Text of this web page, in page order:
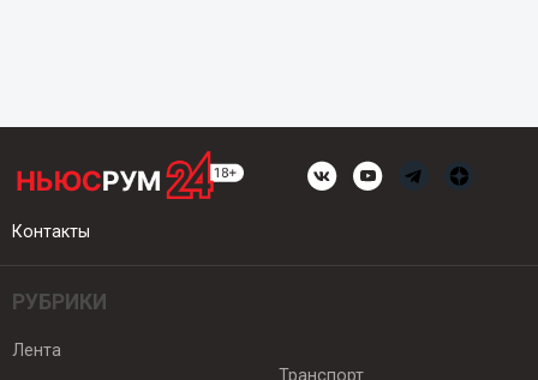
Контакты
РУБРИКИ
Лента
Транспорт